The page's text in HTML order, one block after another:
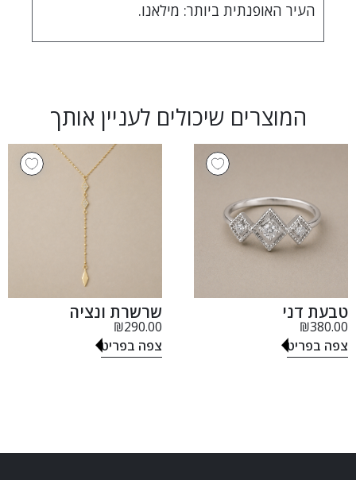
העיר האופנתית ביותר: מילאנו.
המוצרים שיכולים לעניין אותך
טבעת דני
₪380.00
צפה בפריט
שרשרת ונציה
₪290.00
צפה בפריט